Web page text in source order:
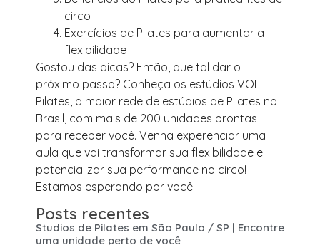
circo
Exercícios de Pilates para aumentar a
flexibilidade
Gostou das dicas? Então, que tal dar o
próximo passo? Conheça os estúdios VOLL
Pilates, a maior rede de estúdios de Pilates no
Brasil, com mais de 200 unidades prontas
para receber você. Venha experenciar uma
aula que vai transformar sua flexibilidade e
potencializar sua performance no circo!
Estamos esperando por você!
Posts recentes
Studios de Pilates em São Paulo / SP | Encontre
uma unidade perto de você